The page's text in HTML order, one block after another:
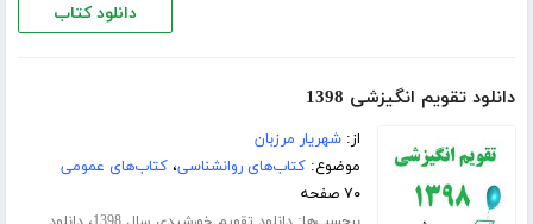
دانلود کتاب
دانلود تقویم انگیزشی 1398
از:شهریار مرزبان
موضوع:کتاب‌های روانشناسی،کتاب‌های عمومی
۷۰ صفحه